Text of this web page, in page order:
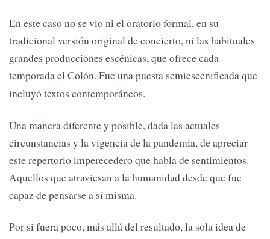
En este caso no se vio ni el oratorio formal, en su
tradicional versión original de concierto, ni las habituales
grandes producciones escénicas, que ofrece cada
temporada el Colón. Fue una puesta semiescenificada que
incluyó textos contemporáneos.
Una manera diferente y posible, dada las actuales
circunstancias y la vigencia de la pandemia, de apreciar
este repertorio imperecedero que habla de sentimientos.
Aquellos que atraviesan a la humanidad desde que fue
capaz de pensarse a sí misma.
Por si fuera poco, más allá del resultado, la sola idea de